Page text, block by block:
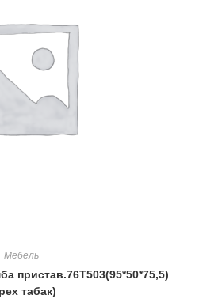
Мебель
пристав.76Т503(95*50*75,5)
табак)